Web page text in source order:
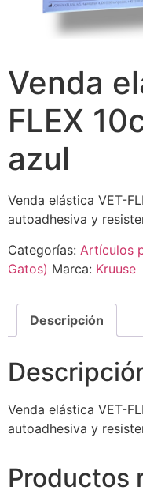
Venda
FLEX
azul
Venda elástica VET-
autoadhesiva y
Categorías: Artículos
Gatos) Marca: Kruuse
Descripción
Venda elástica VET-
autoadhesiva y
Productos